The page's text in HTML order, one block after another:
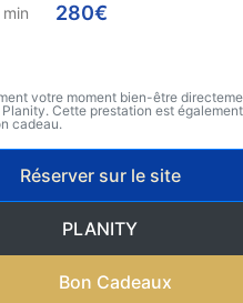
280€
votre moment bien-être
Cette prestation est également
cadeau.
Réserver sur le site
PLANITY
Bon Cadeaux